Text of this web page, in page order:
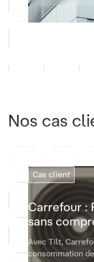
Nos cas
Cas client
Carrefour :
sans
Avec Tilt,
consommation